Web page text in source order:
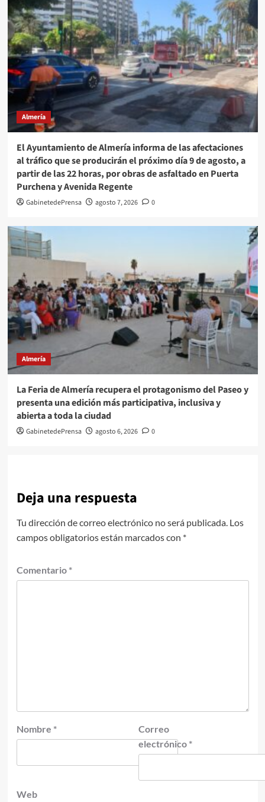
Almería
El Ayuntamiento de Almería informa de las afectaciones
al tráfico que se producirán el próximo día 9 de agosto, a
partir de las 22 horas, por obras de asfaltado en Puerta
Purchena y Avenida Regente
GabinetedePrensa agosto 7, 2026 0
Almería
La Feria de Almería recupera el protagonismo del Paseo y
presenta una edición más participativa, inclusiva y
abierta a toda la ciudad
GabinetedePrensa agosto 6, 2026 0
Deja una respuesta
Tu dirección de correo electrónico no será publicada. Los
campos obligatorios están marcados con *
Comentario *
Nombre *
Correo
electrónico *
Web